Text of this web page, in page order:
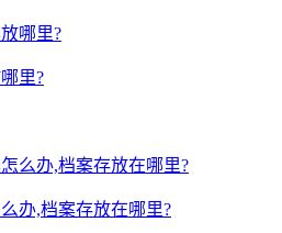
里?
办,档案存放在哪里?